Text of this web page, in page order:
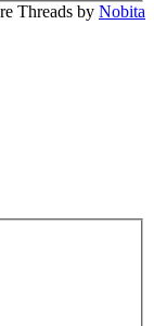
Threads by Nobita